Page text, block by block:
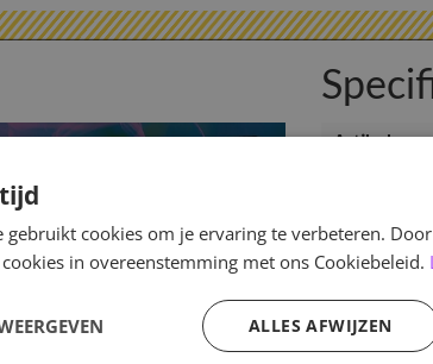
gebruikt cookies om je ervaring te verbeteren.
in overeenstemming met ons Cookiebeleid.
ALLES AFWIJZEN